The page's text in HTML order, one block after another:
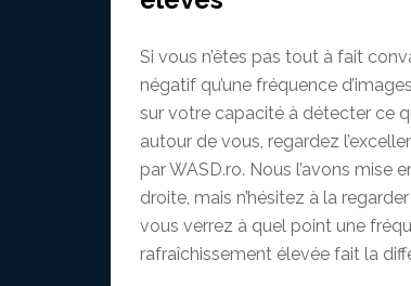
Si vous n’êtes pas tout à fait
négatif qu’une fréquence
sur votre capacité à détecter ce
autour de vous, regardez
par WASD.ro. Nous l’avons mise
droite, mais n’hésitez à la
vous verrez à quel point une
rafraîchissement élevée fait la